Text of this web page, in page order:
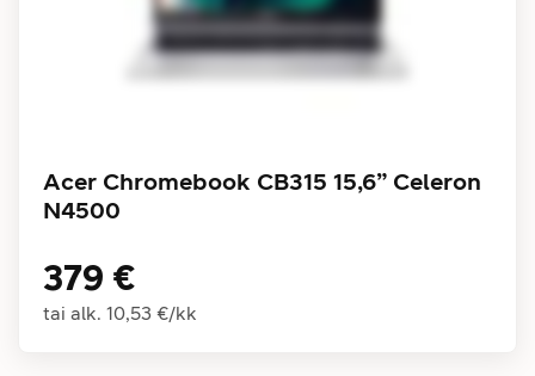
Acer Chromebook CB315 15,6” Celeron
N4500
379 €
tai alk. 10,53 €/kk